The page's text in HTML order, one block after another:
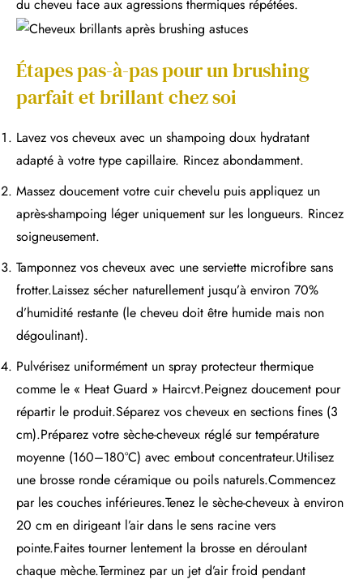
du cheveu face aux agressions thermiques répétées.
Étapes pas-à-pas pour un brushing
parfait et brillant chez soi
Lavez vos cheveux avec un shampoing doux hydratant
adapté à votre type capillaire. Rincez abondamment.
Massez doucement votre cuir chevelu puis appliquez un
après-shampoing léger uniquement sur les longueurs. Rincez
soigneusement.
Tamponnez vos cheveux avec une serviette microfibre sans
frotter.Laissez sécher naturellement jusqu’à environ 70%
d’humidité restante (le cheveu doit être humide mais non
dégoulinant).
Pulvérisez uniformément un spray protecteur thermique
comme le « Heat Guard » Haircvt.Peignez doucement pour
répartir le produit.Séparez vos cheveux en sections fines (3
cm).Préparez votre sèche-cheveux réglé sur température
moyenne (160–180°C) avec embout concentrateur.Utilisez
une brosse ronde céramique ou poils naturels.Commencez
par les couches inférieures.Tenez le sèche-cheveux à environ
20 cm en dirigeant l’air dans le sens racine vers
pointe.Faites tourner lentement la brosse en déroulant
chaque mèche.Terminez par un jet d’air froid pendant